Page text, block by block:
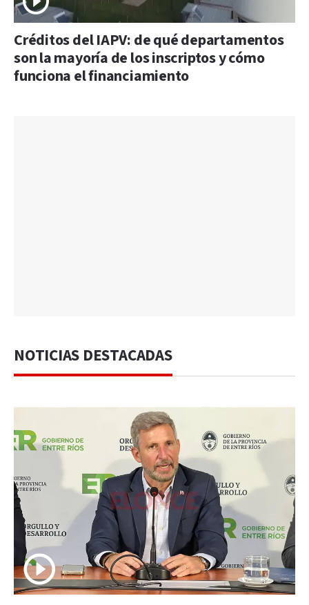
Créditos del IAPV: de qué departamentos
son la mayoría de los inscriptos y cómo
funciona el financiamiento
NOTICIAS DESTACADAS